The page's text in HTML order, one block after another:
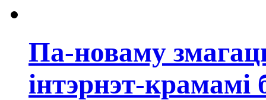
Па-новаму
інтэрнэт-крамамі